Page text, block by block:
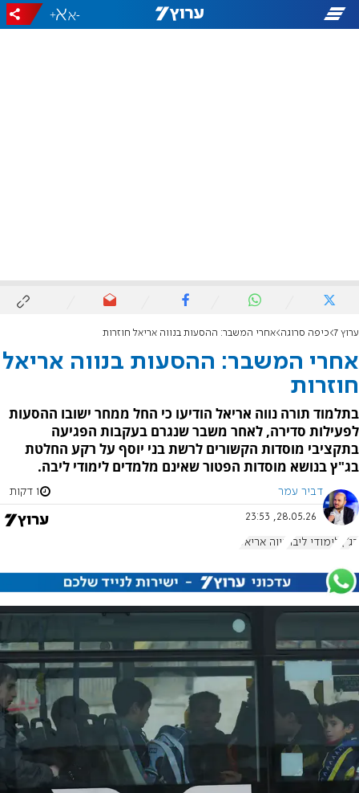
-
+
ערוץ 7 כיפה סרוגה אחרי המשבר: ההסעות בנווה אריאל חוזרות
אחרי המשבר: ההסעות בנווה אריאל
חוזרות
בתלמוד תורה נווה אריאל הודיעו כי החל ממחר ישובו ההסעות
לפעילות סדירה, לאחר משבר שנגרם בעקבות הפגיעה
בתקציבי מוסדות הקשורים לרשת בני יוסף על רקע החלטת
בג"ץ בנושא מוסדות הפטור שאינם מלמדים לימודי ליבה.
דביר עמר 1 דקות
28.05.26, 23:53
בג"ץ לימודי ליבה נווה אריאל